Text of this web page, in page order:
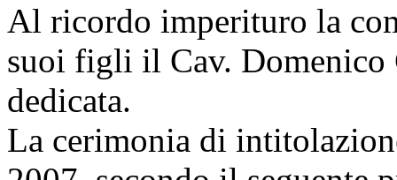
Al ricordo imperituro la
suoi figli il Cav. Domenico
dedicata.
La cerimonia di